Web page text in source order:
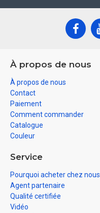
À propos de nous
À propos de nous
Contact
Paiement
Comment commander
Catalogue
Couleur
Service
Pourquoi acheter chez nous
Agent partenaire
Qualité certifiée
Vidéo